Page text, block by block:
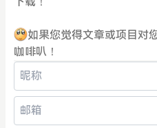
如果您觉得文章或项目对
咖啡叭！